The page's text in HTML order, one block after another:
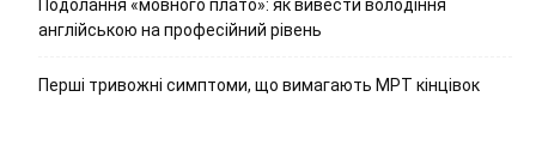
Подолання «мовного плато»: як вивести володіння
англійською на професійний рівень
Перші тривожні симптоми, що вимагають МРТ кінцівок